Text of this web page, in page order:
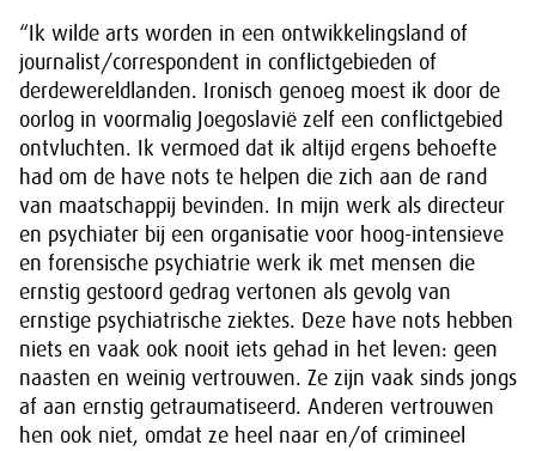
“Ik wilde arts worden in een ontwikkelingsland of
journalist/correspondent in conflictgebieden of
derdewereldlanden. Ironisch genoeg moest ik door de
oorlog in voormalig Joegoslavië zelf een conflictgebied
ontvluchten. Ik vermoed dat ik altijd ergens behoefte
had om de have nots te helpen die zich aan de rand
van maatschappij bevinden. In mijn werk als directeur
en psychiater bij een organisatie voor hoog-intensieve
en forensische psychiatrie werk ik met mensen die
ernstig gestoord gedrag vertonen als gevolg van
ernstige psychiatrische ziektes. Deze have nots hebben
niets en vaak ook nooit iets gehad in het leven: geen
naasten en weinig vertrouwen. Ze zijn vaak sinds jongs
af aan ernstig getraumatiseerd. Anderen vertrouwen
hen ook niet, omdat ze heel naar en/of crimineel